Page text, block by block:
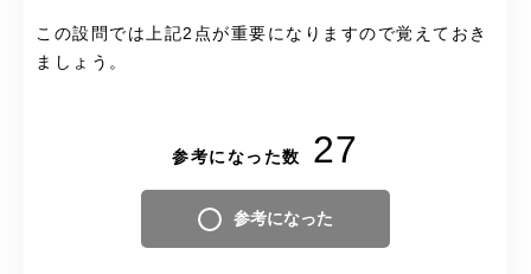
この設問では上記2点が重要になりますので覚えておき
ましょう。
参考になった数 27
参考になった